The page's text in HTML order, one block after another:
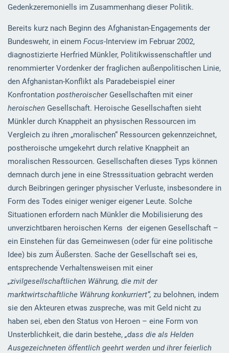
Gedenkzeremoniells im Zusammenhang dieser Politik.
Bereits kurz nach Beginn des Afghanistan-Engagements der
Bundeswehr, in einem Focus-Interview im Februar 2002,
diagnostizierte Herfried Münkler, Politikwissenschaftler und
renommierter Vordenker der fraglichen außenpolitischen Linie,
den Afghanistan-Konflikt als Paradebeispiel einer
Konfrontation postheroischerGesellschaften mit einer
heroischenGesellschaft. Heroische Gesellschaften sieht
Münkler durch Knappheit an physischen Ressourcen im
Vergleich zu ihren „moralischen“ Ressourcen gekennzeichnet,
postheroische umgekehrt durch relative Knappheit an
moralischen Ressourcen. Gesellschaften dieses Typs können
demnach durch jene in eine Stresssituation gebracht werden
durch Beibringen geringer physischer Verluste, insbesondere in
Form des Todes einiger weniger eigener Leute. Solche
Situationen erfordern nach Münkler die Mobilisierung des
unverzichtbaren heroischen Kerns der eigenen Gesellschaft –
ein Einstehen für das Gemeinwesen (oder für eine politische
Idee) bis zum Äußersten. Sache der Gesellschaft sei es,
entsprechende Verhaltensweisen mit einer
„zivilgesellschaftlichen Währung, die mit der
marktwirtschaftliche Währung konkurriert“, zu belohnen, indem
sie den Akteuren etwas zuspreche, was mit Geld nicht zu
haben sei, eben den Status von Heroen – eine Form von
Unsterblichkeit, die darin bestehe, „dass die als Helden
Ausgezeichneten öffentlich geehrt werden und ihrer feierlich